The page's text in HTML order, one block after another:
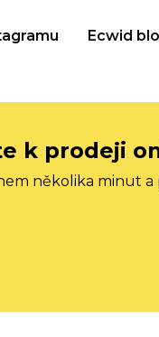
Ecwid
k prodeji
několika minut